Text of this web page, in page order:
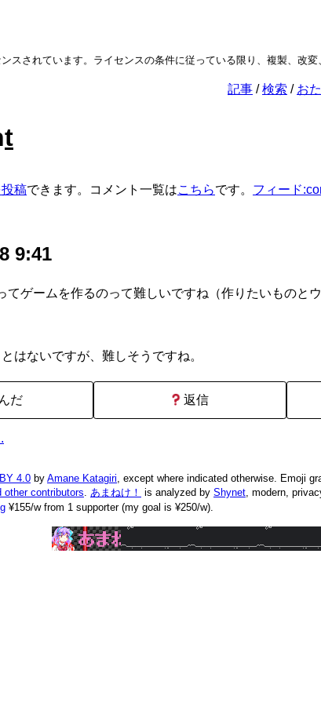
スされています。ライセンスの条件に従っている限り、複製、改変
記事 検索 お
t
稿できます。コメント一覧はこちらです。 フィード
9:41
てゲームを作るのって難しいですね（作りたいものと
はないですが、難しそうですね。
だ 返信
4.0 by Amane Katagiri, except where indicated otherwise. Emoji
other contributors. あまねけ！ is analyzed by Shynet, modern,
¥155/w from 1 supporter (my goal is ¥250/w).